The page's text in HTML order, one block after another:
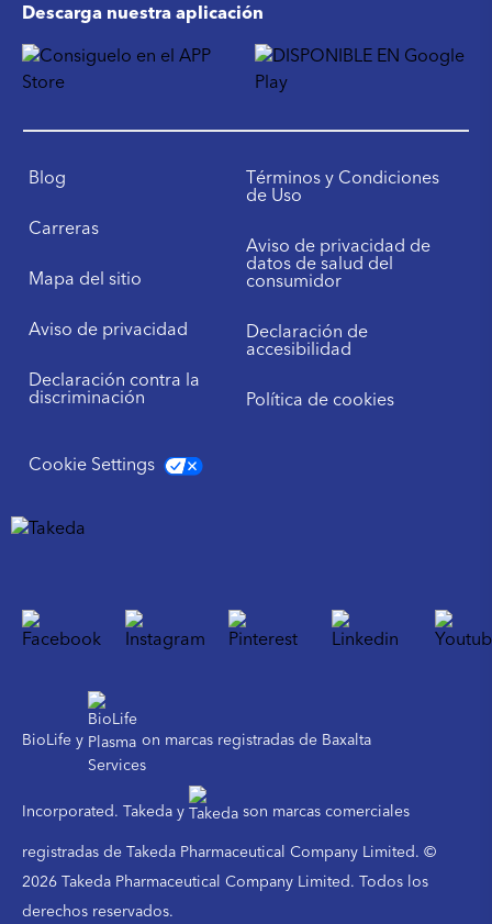
Descarga nuestra aplicación
Blog
Carreras
Mapa del sitio
Aviso de privacidad
Declaración contra la
discriminación
Términos y Condiciones
de Uso
Aviso de privacidad de
datos de salud del
consumidor
Declaración de
accesibilidad
Política de cookies
Cookie Settings
BioLife y on marcas registradas de Baxalta
Incorporated. Takeda y son marcas comerciales
registradas de Takeda Pharmaceutical Company Limited. ©
2026 Takeda Pharmaceutical Company Limited. Todos los
derechos reservados.